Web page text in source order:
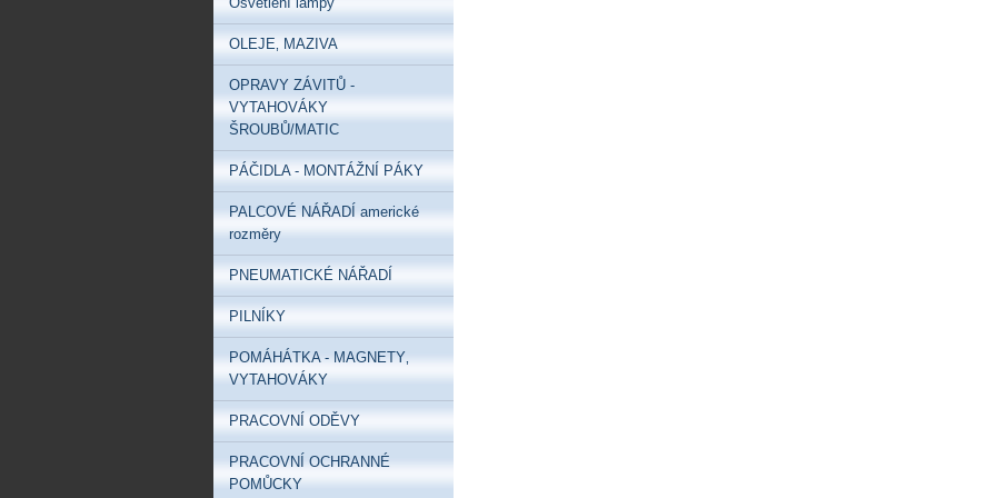
OLEJE‚ MAZIVA
OPRAVY ZÁVITŮ -
VYTAHOVÁKY
ŠROUBŮ/MATIC
PÁČIDLA - MONTÁŽNÍ PÁKY
PALCOVÉ NÁŘADÍ americké
rozměry
PNEUMATICKÉ NÁŘADÍ
PILNÍKY
POMÁHÁTKA - MAGNETY‚
VYTAHOVÁKY
PRACOVNÍ ODĚVY
PRACOVNÍ OCHRANNÉ
POMŮCKY